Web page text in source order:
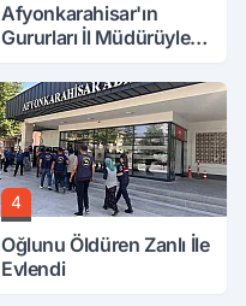
Afyonkarahisar'ın
Gururları İl Müdürüyle
4
Oğlunu Öldüren Zanlı İle
Evlendi